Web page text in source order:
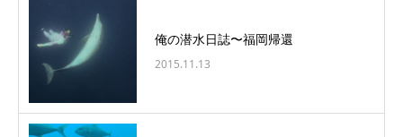
俺の潜水日誌〜福岡帰還
2015.11.13